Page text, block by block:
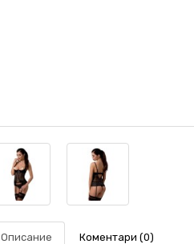
Описание Коментари (0)